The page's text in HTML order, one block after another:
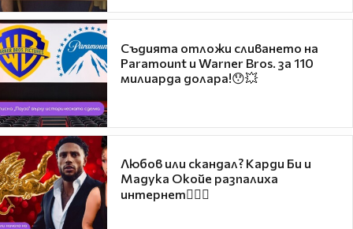
Съдията отложи сливането на
Paramount и Warner Bros. за 110
милиарда долара!😯💥
Любов или скандал? Карди Би и
Мадука Окойе разпалиха
интернет❤️‍🔥🔥